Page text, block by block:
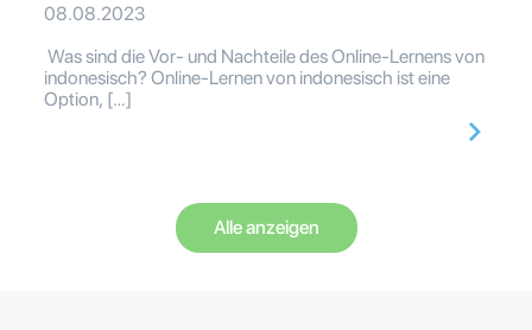
08.08.2023
Was sind die Vor- und Nachteile des Online-Lernens von
indonesisch? Online-Lernen von indonesisch ist eine
Option, […]
Alle anzeigen